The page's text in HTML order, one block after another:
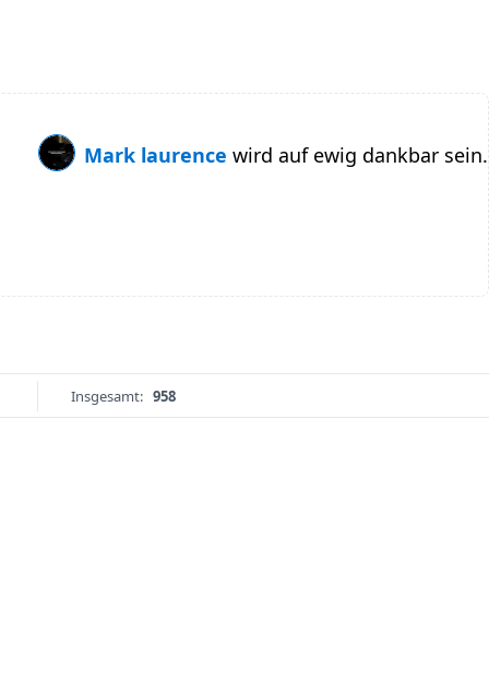
Mark laurence wird auf ewig dankbar sein.
Insgesamt: 958